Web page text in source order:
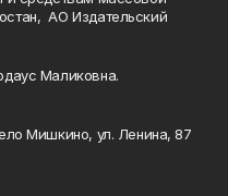
АО Издательский
Маликовна.
Мишкино, ул. Ленина, 87